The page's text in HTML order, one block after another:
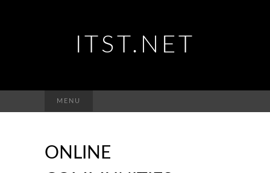
ITST.NET
MENU
nach:
ONLINE